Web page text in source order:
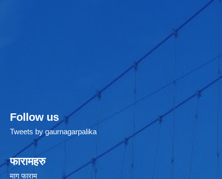
Follow us
Tweets by gaurnagarpalika
फारामहरु
माग फाराम